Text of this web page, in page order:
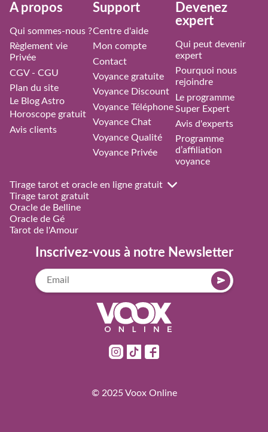
À propos
Qui sommes-nous ?
Règlement vie
Privée
CGV - CGU
Plan du site
Le Blog Astro
Horoscope gratuit
Avis clients
Support
Centre d'aide
Mon compte
Contact
Voyance gratuite
Voyance Discount
Voyance Téléphone
Voyance Chat
Voyance Qualité
Voyance Privée
Devenez
expert
Qui peut devenir
expert
Pourquoi nous
rejoindre
Le programme
Super Expert
Avis d'experts
Programme
d’affiliation
voyance
Tirage tarot et oracle en ligne gratuit
Tirage tarot gratuit
Oracle de Belline
Oracle de Gé
Tarot de l'Amour
Inscrivez-vous à notre Newsletter
© 2025Voox Online